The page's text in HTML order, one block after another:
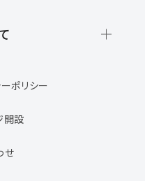
ポリシー
開設
せ